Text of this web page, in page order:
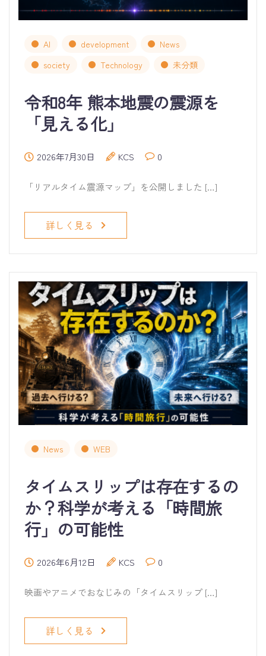
AI development
News
society
Technology 未分類
令和8年 熊本地震の震源を
「見える化」
2026年7月30日 KCS 0
「リアルタイム震源マップ」を公開しました […]
詳しく見る
News WEB
タイムスリップは存在するの
か？科学が考える「時間旅
行」の可能性
2026年6月12日 KCS 0
映画やアニメでおなじみの「タイムスリップ […]
詳しく見る